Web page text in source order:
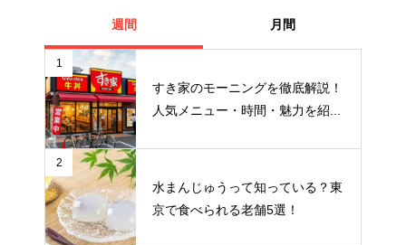
週間 月間
1
すき家のモーニングを徹底解説！
人気メニュー・時間・魅力を紹...
2
水まんじゅうって知っている？東
京で食べられる老舗5選！